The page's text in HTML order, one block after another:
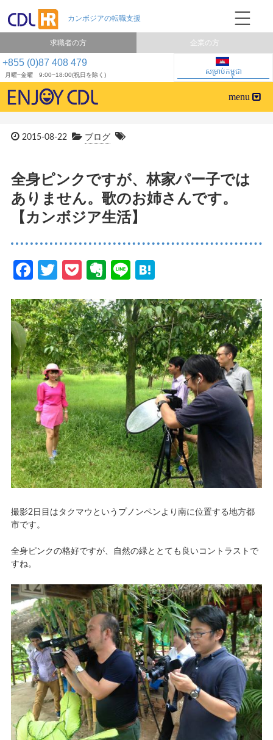
+855 (0)87 408 479
月曜~金曜 9:00~18:00(祝日を除く) សម្រាប់កម្ពុជា
求職者の方 企業の方
2015-08-22 ブログ
全身ピンクですが、林家パー子では
ありません。歌のお姉さんです。
【カンボジア生活】
Facebook
Twitter
PocketEvernote
Line
撮影2日目はタクマウというプノンペンより南に位置する地方都
市です。
全身ピンクの格好ですが、自然の緑ととても良いコントラストで
すね。